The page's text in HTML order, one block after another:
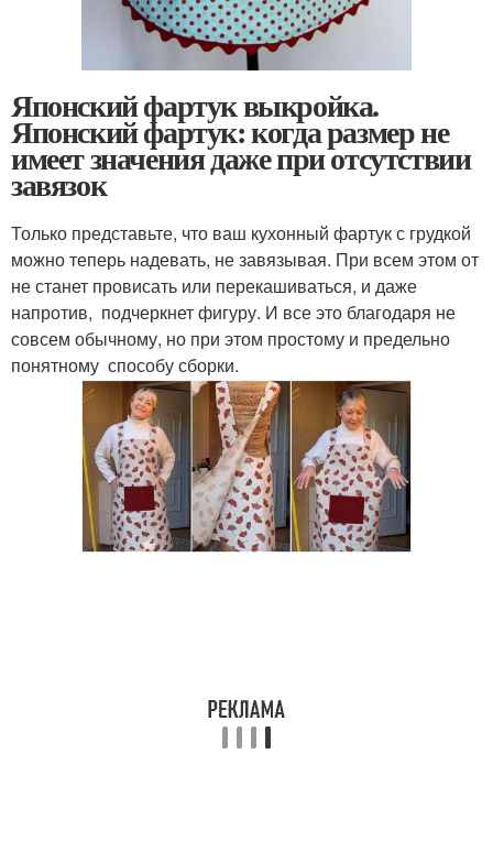
Японский фартук выкройка.
Японский фартук: когда размер не
имеет значения даже при отсутствии
завязок
Только представьте, что ваш кухонный фартук с грудкой
можно теперь надевать, не завязывая. При всем этом от
не станет провисать или перекашиваться, и даже
напротив, подчеркнет фигуру. И все это благодаря не
совсем обычному, но при этом простому и предельно
понятному способу сборки.